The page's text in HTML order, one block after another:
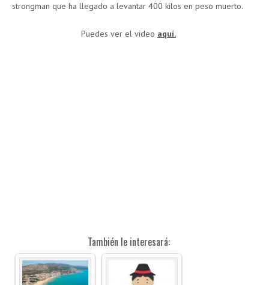
strongman que ha llegado a levantar 400 kilos en peso muerto.
Puedes ver el video aquí.
También le interesará: